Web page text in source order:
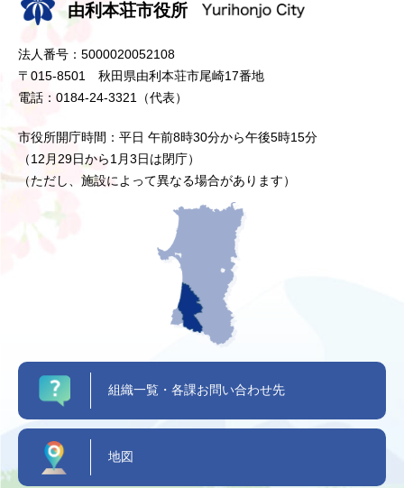
由利本荘市役所
法人番号：5000020052108
〒015-8501 秋田県由利本荘市尾崎17番地
電話：0184-24-3321（代表）
市役所開庁時間：平日 午前8時30分から午後5時15分
（12月29日から1月3日は閉庁）
（ただし、施設によって異なる場合があります）
組織一覧・各課お問い合わせ先
地図